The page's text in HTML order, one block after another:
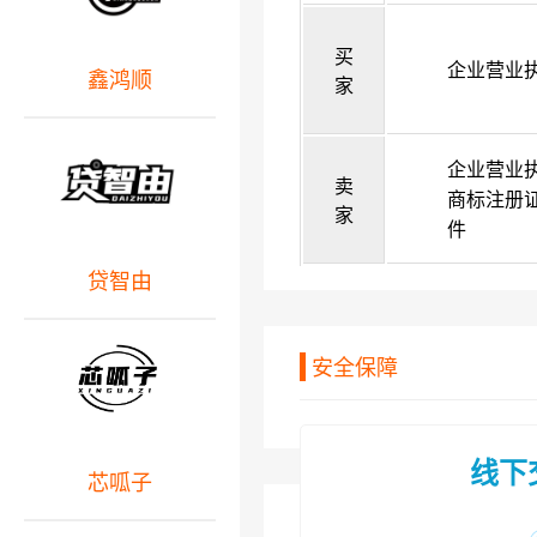
买
家
企业营业
卖
家
企业营业
商标注册
件
安全保障
线下
鑫鸿顺
贷智由
芯呱子